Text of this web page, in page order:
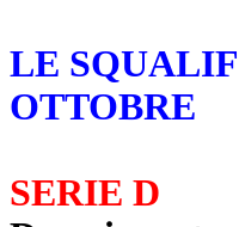
LE
OTTOBRE
SERIE D